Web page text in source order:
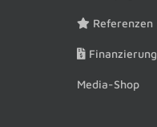
Referenzen
Finanzierung
Media-Shop